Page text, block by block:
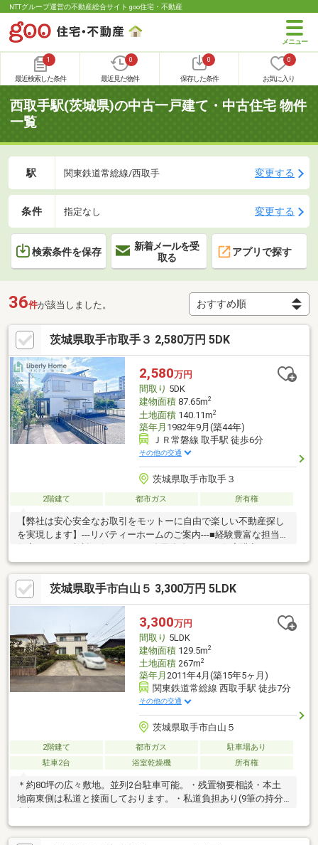
NTTグループ運営の不動産総合サイト goo住宅・不動産
1
最近検索した条件
0
最近見た物件
0
保存した条件
0
お気に入り
西取手駅(茨城県)の中古一戸建て・中古住宅 物件
一覧
駅 関東鉄道常総線/西取手 変更する
条件 指定なし 変更する
検索条件を保存
新着メールを受
取る
アプリで探す
36件が該当しました。
茨城県取手市取手３ 2,580万円 5DK
2,580万円
間取り 5DK
建物面積87.65m2
土地面積140.11m2
築年月 1982年9月(築44年)
ＪＲ常磐線 取手駅 徒歩6分
その他の交通
茨城県取手市取手３
2階建て 都市ガス 所有権
【弊社は安心安全なお取引をモットーに自由で楽しい不動産探し
を実現します】---リバティーホームのご案内---■経験豊富な担当が
ます。■お客様のご都合に合わせて短時間でのご案内も可能で
す。---もっと詳しい情報を知る---■資料請求は【オレンジのボタ
ン】■見学希望の方は【029-825-3570】までお電話ください♪■内
覧以外にも資金計画など寄り添ったご提案をいたします♪
茨城県取手市白山５ 3,300万円 5LDK
3,300万円
間取り 5LDK
建物面積129.5m2
土地面積267m2
築年月 2011年4月(築15年5ヶ月)
関東鉄道常総線 西取手駅 徒歩7分
その他の交通
茨城県取手市白山５
2階建て 都市ガス
駐車場あり
駐車2台
浴室乾燥機 所有権
＊約80坪の広々敷地。並列2台駐車可能。・残置物要相談・本土
地南東側は私道と接面しております。・私道負担あり(9筆の持分